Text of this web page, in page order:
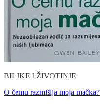
BILJKE I ŽIVOTINJE
O čemu razmišlja moja mačka?